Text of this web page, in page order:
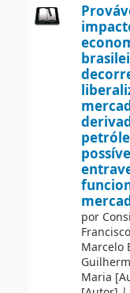
por
Marcelo
Maria